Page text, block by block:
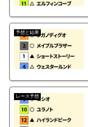
予想と結果
レース予想